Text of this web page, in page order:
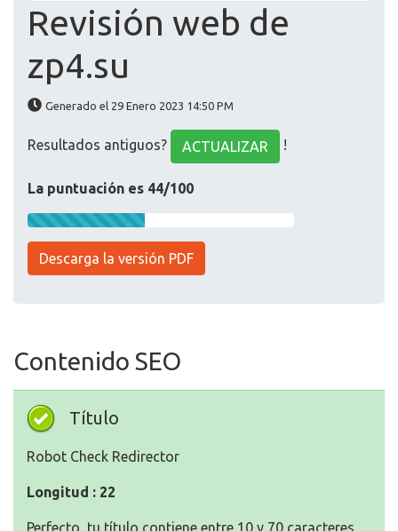
Revisión web de
zp4.su
Generado el 29 Enero 2023 14:50 PM
Resultados antiguos? ACTUALIZAR !
La puntuación es 44/100
Descarga la versión PDF
Contenido SEO
Título
Robot Check Redirector
Longitud : 22
Perfecto, tu título contiene entre 10 y 70 caracteres.